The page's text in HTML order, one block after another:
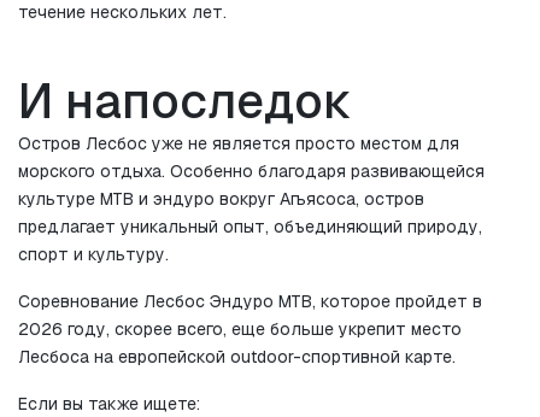
течение нескольких лет.
И напоследок
Остров Лесбос уже не является просто местом для
морского отдыха. Особенно благодаря развивающейся
культуре MTB и эндуро вокруг Агьясоса, остров
предлагает уникальный опыт, объединяющий природу,
спорт и культуру.
Соревнование Лесбос Эндуро MTB, которое пройдет в
2026 году, скорее всего, еще больше укрепит место
Лесбоса на европейской outdoor-спортивной карте.
Если вы также ищете: